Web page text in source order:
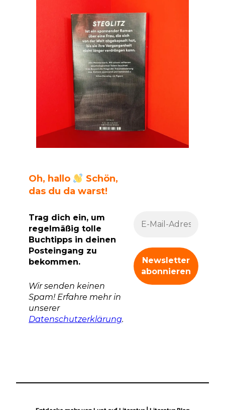
Oh, hallo
Schön,
das du da warst!
Trag dich ein, um
regelmäßig tolle
Buchtipps in deinen
Posteingang zu
bekommen.
Wir senden keinen
Spam! Erfahre mehr in
unserer
Datenschutzerklärung.